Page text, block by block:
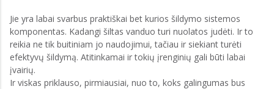
Jie yra labai svarbus praktiškai bet kurios šildymo sistemos
komponentas. Kadangi šiltas vanduo turi nuolatos judėti. Ir to
reikia ne tik buitiniam jo naudojimui, tačiau ir siekiant turėti
efektyvų šildymą. Atitinkamai ir tokių įrenginių gali būti labai
įvairių.
Ir viskas priklauso, pirmiausiai, nuo to, koks galingumas bus